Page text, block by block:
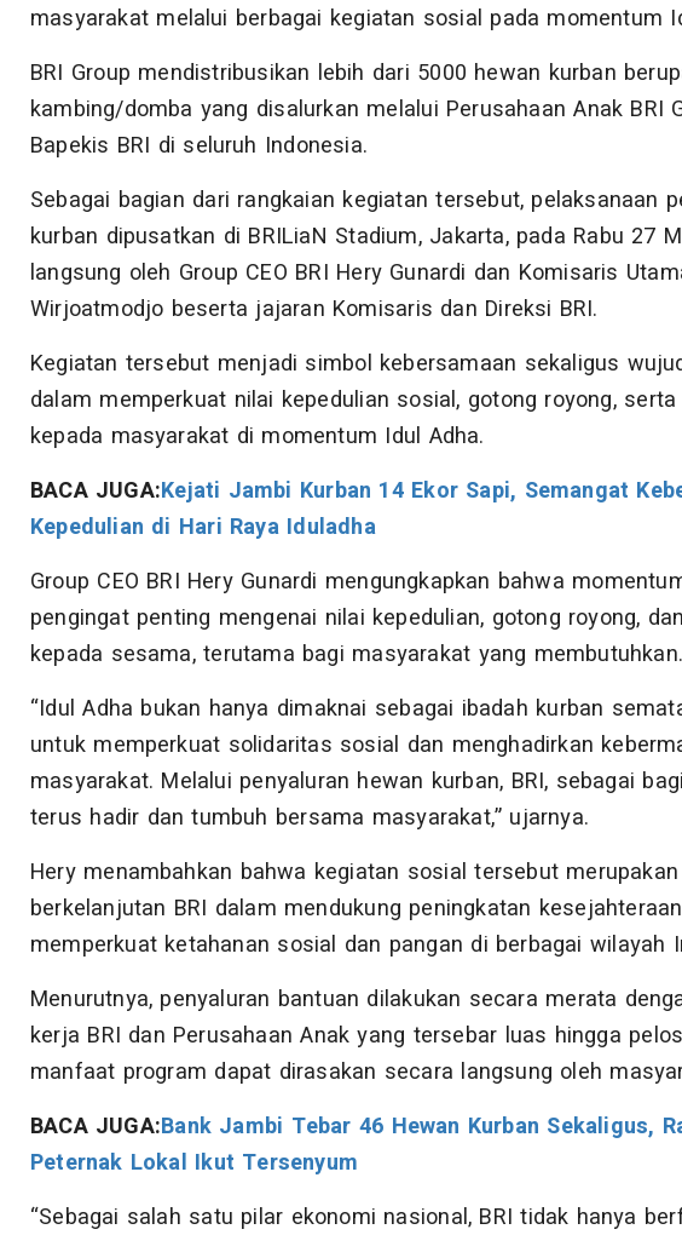
masyarakat melalui berbagai kegiatan sosial pada momentum
BRI Group mendistribusikan lebih dari 5000 hewan kurban
kambing/domba yang disalurkan melalui Perusahaan Anak BRI
Bapekis BRI di seluruh Indonesia.
Sebagai bagian dari rangkaian kegiatan tersebut, pelaksanaan
kurban dipusatkan di BRILiaN Stadium, Jakarta, pada Rabu 27
langsung oleh Group CEO BRI Hery Gunardi dan Komisaris
Wirjoatmodjo beserta jajaran Komisaris dan Direksi BRI.
Kegiatan tersebut menjadi simbol kebersamaan sekaligus
dalam memperkuat nilai kepedulian sosial, gotong royong,
kepada masyarakat di momentum Idul Adha.
BACA JUGA:Kejati Jambi Kurban 14 Ekor Sapi, Semangat
Kepedulian di Hari Raya Iduladha
Group CEO BRI Hery Gunardi mengungkapkan bahwa
pengingat penting mengenai nilai kepedulian, gotong royong,
kepada sesama, terutama bagi masyarakat yang membutuhkan.
“Idul Adha bukan hanya dimaknai sebagai ibadah kurban
untuk memperkuat solidaritas sosial dan menghadirkan
masyarakat. Melalui penyaluran hewan kurban, BRI, sebagai
terus hadir dan tumbuh bersama masyarakat,” ujarnya.
Hery menambahkan bahwa kegiatan sosial tersebut
berkelanjutan BRI dalam mendukung peningkatan
memperkuat ketahanan sosial dan pangan di berbagai wilayah
Menurutnya, penyaluran bantuan dilakukan secara merata
kerja BRI dan Perusahaan Anak yang tersebar luas hingga
manfaat program dapat dirasakan secara langsung oleh
BACA JUGA:Bank Jambi Tebar 46 Hewan Kurban Sekaligus,
Peternak Lokal Ikut Tersenyum
“Sebagai salah satu pilar ekonomi nasional, BRI tidak hanya